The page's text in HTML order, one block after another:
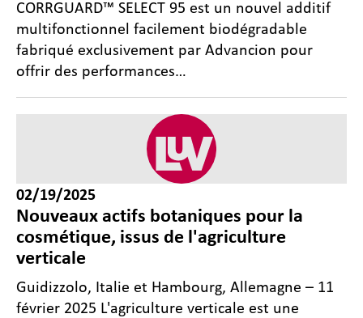
CORRGUARD™ SELECT 95 est un nouvel additif
multifonctionnel facilement biodégradable
fabriqué exclusivement par Advancion pour
offrir des performances…
02/19/2025
Nouveaux actifs botaniques pour la
cosmétique, issus de l'agriculture
verticale
Guidizzolo, Italie et Hambourg, Allemagne – 11
février 2025 L'agriculture verticale est une